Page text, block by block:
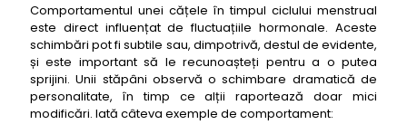
Comportamentul unei cățele în timpul ciclului menstrual
este direct influențat de fluctuațiile hormonale. Aceste
schimbări pot fi subtile sau, dimpotrivă, destul de evidente,
și este important să le recunoașteți pentru a o putea
sprijini. Unii stăpâni observă o schimbare dramatică de
personalitate, în timp ce alții raportează doar mici
modificări. Iată câteva exemple de comportament: